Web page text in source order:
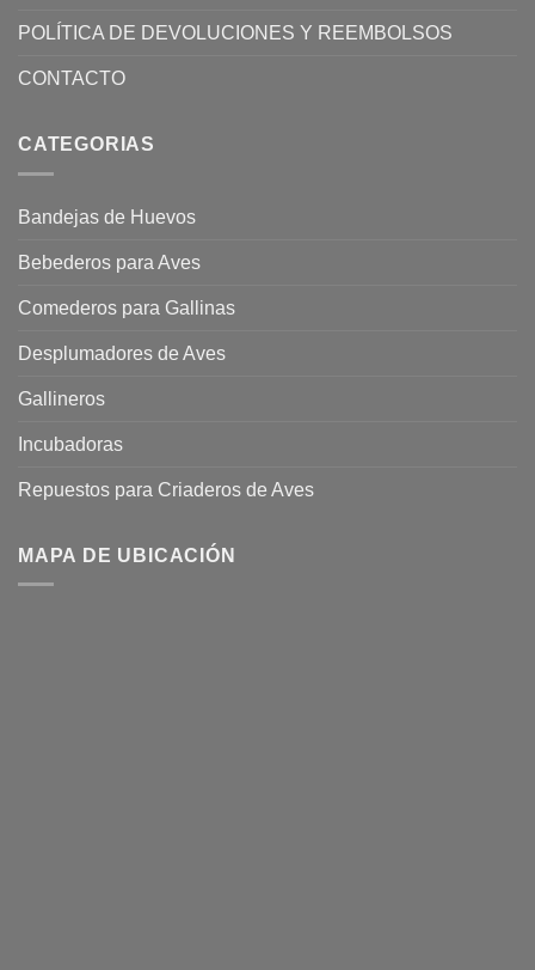
POLÍTICA DE DEVOLUCIONES Y REEMBOLSOS
CONTACTO
CATEGORIAS
Bandejas de Huevos
Bebederos para Aves
Comederos para Gallinas
Desplumadores de Aves
Gallineros
Incubadoras
Repuestos para Criaderos de Aves
MAPA DE UBICACIÓN